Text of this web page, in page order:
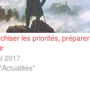
les priorités, préparer
2017